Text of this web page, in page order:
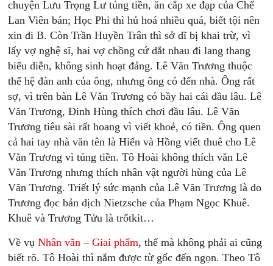
chuyện Lưu Trọng Lư túng tiền, ăn cắp xe đạp của Chế
Lan Viên bán; Học Phi thì hủ hoá nhiều quá, biết tội nên
xin đi B. Còn Trần Huyền Trân thì sở dĩ bị khai trừ, vì
lấy vợ nghệ sĩ, hai vợ chồng cứ dắt nhau đi lang thang
biểu diễn, không sinh hoạt đảng. Lê Văn Trương thuộc
thế hệ đàn anh của ông, nhưng ông có đến nhà. Ông rất
sợ, vì trên bàn Lê Văn Trương có bầy hai cái đầu lâu. Lê
Văn Trương, Đinh Hùng thích chơi đầu lâu. Lê Văn
Trương tiêu sài rất hoang vì viết khoẻ, có tiền. Ông quen
cả hai tay nhà văn tên là Hiến và Hồng viết thuê cho Lê
Văn Trương vì túng tiền. Tô Hoài không thích văn Lê
Văn Trương nhưng thích nhân vật người hùng của Lê
Văn Trương. Triết lý sức mạnh của Lê Văn Trương là do
Trương đọc bản dịch Nietzsche của Phạm Ngọc Khuê.
Khuê và Trương Tửu là trốtkit…
Về vụNhân văn – Giai phẩm, thế mà không phải ai cũng
biết rõ. Tô Hoài thì nắm được từ gốc đến ngọn. Theo Tô